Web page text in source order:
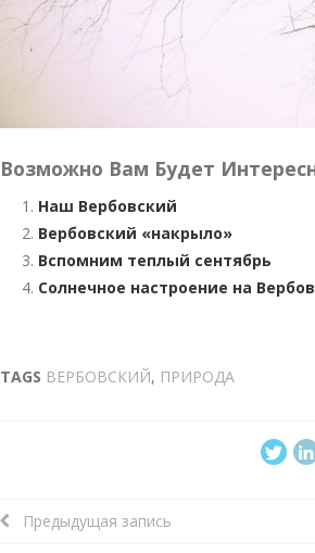
Возможно Вам Будет
Наш Вербовский
Вербовский «накрыло»
Вспомним теплый сентябрь
Солнечное настроение на
TAGS ВЕРБОВСКИЙ, ПРИРОДА
Предыдущая запись